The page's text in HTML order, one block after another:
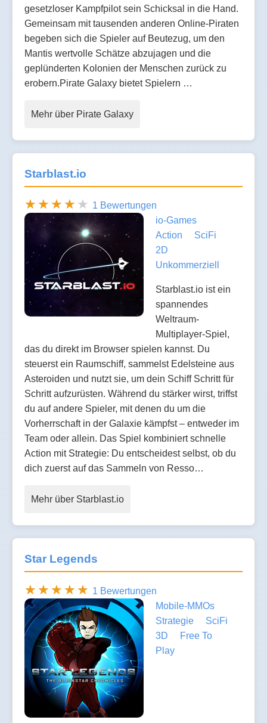
gesetzloser Kampfpilot sein Schicksal in die Hand.
Gemeinsam mit tausenden anderen Online-Piraten
begeben sich die Spieler auf Beutezug, um den
Mantis wertvolle Schätze abzujagen und die
geplünderten Kolonien der Menschen zurück zu
erobern.Pirate Galaxy bietet Spielern …
Mehr über Pirate Galaxy
Starblast.io
1 Bewertungen
io-Games
Action
SciFi
2D
Unkommerziell
Starblast.io ist ein
spannendes
Weltraum-
Multiplayer-Spiel,
das du direkt im Browser spielen kannst. Du
steuerst ein Raumschiff, sammelst Edelsteine aus
Asteroiden und nutzt sie, um dein Schiff Schritt für
Schritt aufzurüsten. Während du stärker wirst, triffst
du auf andere Spieler, mit denen du um die
Vorherrschaft in der Galaxie kämpfst – entweder im
Team oder allein. Das Spiel kombiniert schnelle
Action mit Strategie: Du entscheidest selbst, ob du
dich zuerst auf das Sammeln von Resso…
Mehr über Starblast.io
Star Legends
1 Bewertungen
Mobile-MMOs
Strategie
SciFi
3D
Free To
Play